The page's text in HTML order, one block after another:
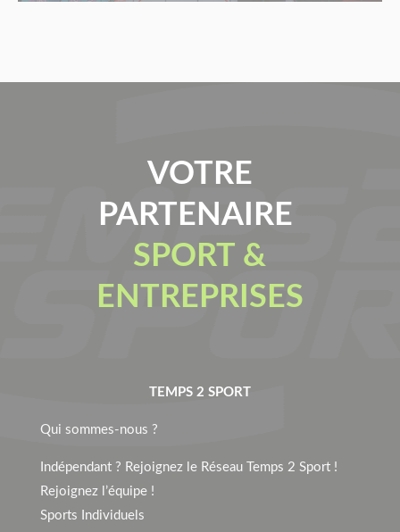
VOTRE
PARTENAIRE
SPORT &
ENTREPRISES
TEMPS 2 SPORT
Qui sommes-nous ?
Indépendant ? Rejoignez le Réseau Temps 2 Sport !
Rejoignez l’équipe !
Sports Individuels